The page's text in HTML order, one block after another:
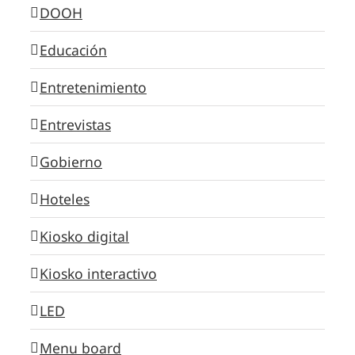
DOOH
Educación
Entretenimiento
Entrevistas
Gobierno
Hoteles
Kiosko digital
Kiosko interactivo
LED
Menu board